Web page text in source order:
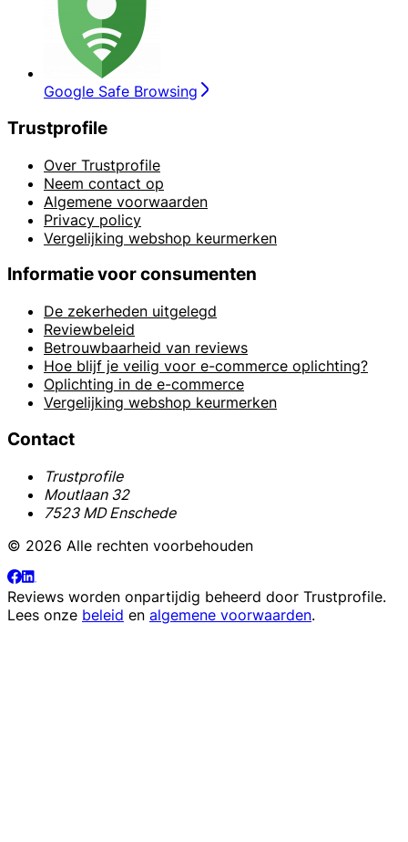
Google Safe Browsing
Trustprofile
Over Trustprofile
Neem contact op
Algemene voorwaarden
Privacy policy
Vergelijking webshop keurmerken
Informatie voor consumenten
De zekerheden uitgelegd
Reviewbeleid
Betrouwbaarheid van reviews
Hoe blijf je veilig voor e-commerce oplichting?
Oplichting in de e-commerce
Vergelijking webshop keurmerken
Contact
Trustprofile
Moutlaan 32
7523 MD Enschede
© 2026 Alle rechten voorbehouden
Reviews worden onpartijdig beheerd door Trustprofile.
Lees onze beleid en algemene voorwaarden.